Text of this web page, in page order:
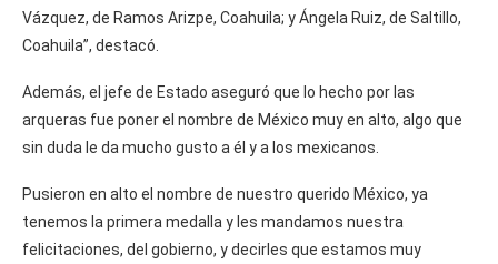
Vázquez, de Ramos Arizpe, Coahuila; y Ángela Ruiz, de Saltillo,
Coahuila”, destacó.
Además, el jefe de Estado aseguró que lo hecho por las
arqueras fue poner el nombre de México muy en alto, algo que
sin duda le da mucho gusto a él y a los mexicanos.
Pusieron en alto el nombre de nuestro querido México, ya
tenemos la primera medalla y les mandamos nuestra
felicitaciones, del gobierno, y decirles que estamos muy